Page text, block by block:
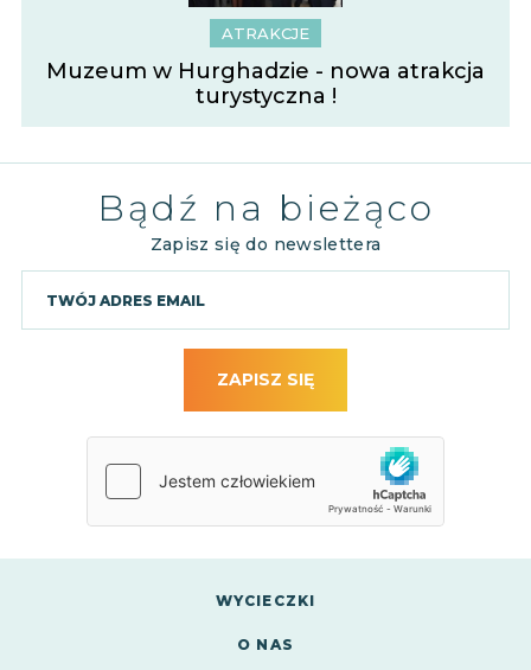
ATRAKCJE
Muzeum w Hurghadzie - nowa atrakcja
turystyczna !
Bądź na bieżąco
Zapisz się do newslettera
ZAPISZ SIĘ
WYCIECZKI
O NAS